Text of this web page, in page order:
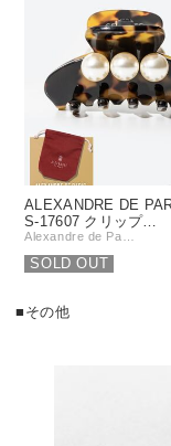
ALEXANDRE DE
S-17607 クリップ…
Alexandre de Pa…
SOLD OUT
■その他